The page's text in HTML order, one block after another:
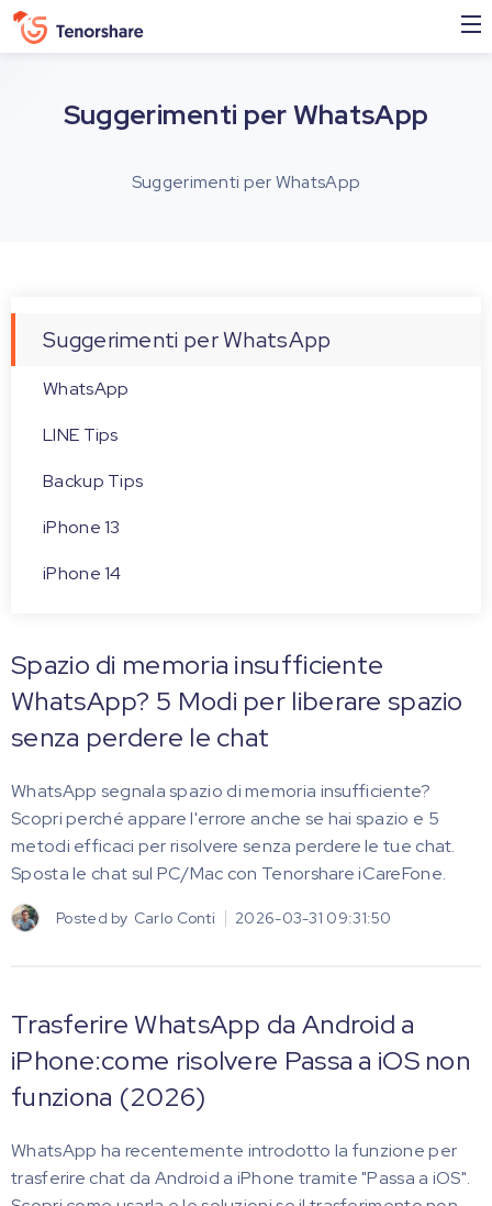
Suggerimenti per WhatsApp
Suggerimenti per WhatsApp
Suggerimenti per WhatsApp
WhatsApp
LINE Tips
Backup Tips
iPhone 13
iPhone 14
Spazio di memoria insufficiente
WhatsApp? 5 Modi per liberare spazio
senza perdere le chat
WhatsApp segnala spazio di memoria insufficiente?
Scopri perché appare l'errore anche se hai spazio e 5
metodi efficaci per risolvere senza perdere le tue chat.
Sposta le chat sul PC/Mac con Tenorshare iCareFone.
Posted by Carlo Conti 2026-03-31 09:31:50
Trasferire WhatsApp da Android a
iPhone:come risolvere Passa a iOS non
funziona (2026)
WhatsApp ha recentemente introdotto la funzione per
trasferire chat da Android a iPhone tramite "Passa a iOS".